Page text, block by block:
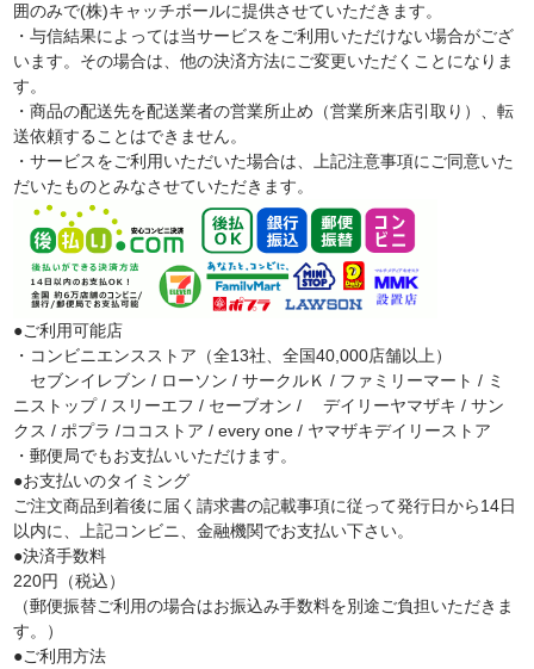
囲のみで(株)キャッチボールに提供させていただきます。
・与信結果によっては当サービスをご利用いただけない場合がござ
います。その場合は、他の決済方法にご変更いただくことになりま
す。
・商品の配送先を配送業者の営業所止め（営業所来店引取り）、転
送依頼することはできません。
・サービスをご利用いただいた場合は、上記注意事項にご同意いた
だいたものとみなさせていただきます。
●ご利用可能店
・コンビニエンスストア（全13社、全国40,000店舗以上）
セブンイレブン / ローソン / サークルＫ / ファミリーマート / ミ
ニストップ / スリーエフ / セーブオン / デイリーヤマザキ / サン
クス / ポプラ /ココストア / every one / ヤマザキデイリーストア
・郵便局でもお支払いいただけます。
●お支払いのタイミング
ご注文商品到着後に届く請求書の記載事項に従って発行日から14日
以内に、上記コンビニ、金融機関でお支払い下さい。
●決済手数料
220円（税込）
（郵便振替ご利用の場合はお振込み手数料を別途ご負担いただきま
す。）
●ご利用方法